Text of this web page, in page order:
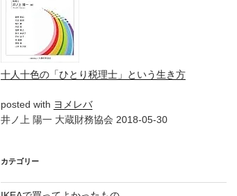
十人十色の「ひとり税理士」という生き方
posted with ヨメレバ
井ノ上 陽一 大蔵財務協会 2018-05-30
カテゴリー